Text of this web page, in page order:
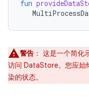
fun
警告 ： 这是一个简化
访问 DataStore。您应始
染的状态。